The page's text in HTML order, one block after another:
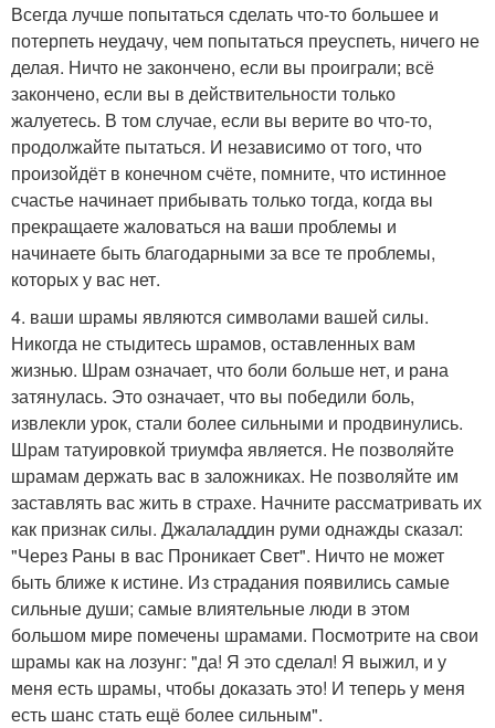
Всегда лучше попытаться сделать что-то большее и
потерпеть неудачу, чем попытаться преуспеть, ничего не
делая. Ничто не закончено, если вы проиграли; всё
закончено, если вы в действительности только
жалуетесь. В том случае, если вы верите во что-то,
продолжайте пытаться. И независимо от того, что
произойдёт в конечном счёте, помните, что истинное
счастье начинает прибывать только тогда, когда вы
прекращаете жаловаться на ваши проблемы и
начинаете быть благодарными за все те проблемы,
которых у вас нет.
4. ваши шрамы являются символами вашей силы.
Никогда не стыдитесь шрамов, оставленных вам
жизнью. Шрам означает, что боли больше нет, и рана
затянулась. Это означает, что вы победили боль,
извлекли урок, стали более сильными и продвинулись.
Шрам татуировкой триумфа является. Не позволяйте
шрамам держать вас в заложниках. Не позволяйте им
заставлять вас жить в страхе. Начните рассматривать их
как признак силы. Джалаладдин руми однажды сказал:
"Через Раны в вас Проникает Свет". Ничто не может
быть ближе к истине. Из страдания появились самые
сильные души; самые влиятельные люди в этом
большом мире помечены шрамами. Посмотрите на свои
шрамы как на лозунг: "да! Я это сделал! Я выжил, и у
меня есть шрамы, чтобы доказать это! И теперь у меня
есть шанс стать ещё более сильным".